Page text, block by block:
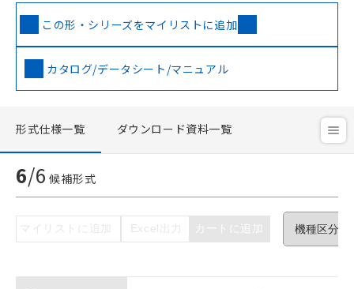
この形・シリーズをマイリストに追加
カタログ/データシート/マニュアル
形式仕様一覧 ダウンロード資料一覧
6/6 候補形式
マイリストに追加 Excel出力 カートに追加
ご利用条件
本サービスは、当社制御機器事業取扱